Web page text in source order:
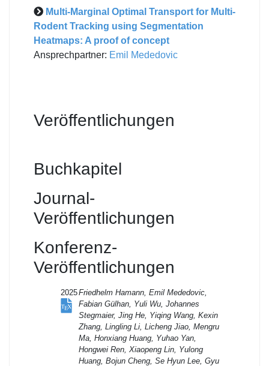
Multi-Marginal Optimal Transport for Multi-
Rodent Tracking using Segmentation
Heatmaps: A proof of concept
Ansprechpartner: Emil Mededovic
Veröffentlichungen
Buchkapitel
Journal-
Veröffentlichungen
Konferenz-
Veröffentlichungen
2025Friedhelm Hamann, Emil Mededovic,
Fabian Gülhan, Yuli Wu, Johannes
Stegmaier, Jing He, Yiqing Wang, Kexin
Zhang, Lingling Li, Licheng Jiao, Mengru
Ma, Honxiang Huang, Yuhao Yan,
Hongwei Ren, Xiaopeng Lin, Yulong
Huang, Bojun Cheng, Se Hyun Lee, Gyu